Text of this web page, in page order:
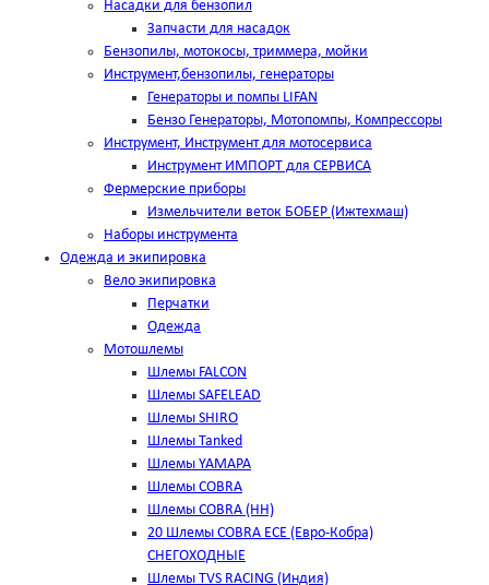
Насадки для бензопил
Запчасти для насадок
Бензопилы, мотокосы, триммера, мойки
Инструмент,бензопилы, генераторы
Генераторы и помпы LIFAN
Бензо Генераторы, Мотопомпы, Компрессоры
Инструмент, Инструмент для мотосервиса
Инструмент ИМПОРТ для СЕРВИСА
Фермерские приборы
Измельчители веток БОБЕР (Ижтехмаш)
Наборы инструмента
Одежда и экипировка
Вело экипировка
Перчатки
Одежда
Мотошлемы
Шлемы FALCON
Шлемы SAFELEAD
Шлемы SHIRO
Шлемы Tanked
Шлемы YAMAPA
Шлемы COBRA
Шлемы COBRA (HH)
20 Шлемы COBRA ECE (Евро-Кобра)
СНЕГОХОДНЫЕ
Шлемы TVS RACING (Индия)